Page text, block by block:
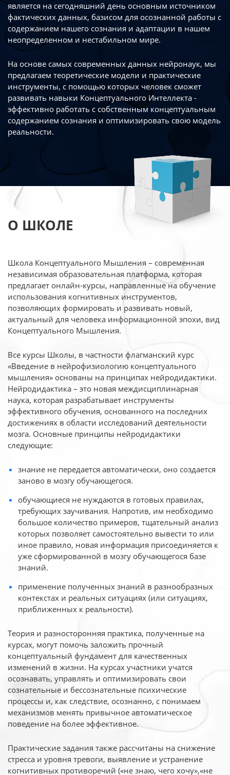
является на сегодняшний день основным источником
фактических данных, базисом для осознанной работы с
содержанием нашего сознания и адаптации в нашем
неопределенном и нестабильном мире.
На основе самых современных данных нейронаук, мы
предлагаем теоретические модели и практические
инструменты, с помощью которых человек сможет
развивать навыки Концептуального Интеллекта -
эффективно работать с собственным концептуальным
содержанием сознания и оптимизировать свою модель
реальности.
О ШКОЛЕ
Школа Концептуального Мышления – современная
независимая образовательная платформа, которая
предлагает онлайн-курсы, направленные на обучение
использования когнитивных инструментов,
позволяющих формировать и развивать новый,
актуальный для человека информационной эпохи, вид
Концептуального Мышления.
Все курсы Школы, в частности флагманский курс
«Введение в нейрофизиологию концептуального
мышления» основаны на принципах нейродидактики.
Нейродидактика – это новая междисциплинарная
наука, которая разрабатывает инструменты
эффективного обучения, основанного на последних
достижениях в области исследований деятельности
мозга. Основные принципы нейродидактики
следующие:
знание не передается автоматически, оно создается
заново в мозгу обучающегося.
обучающиеся не нуждаются в готовых правилах,
требующих заучивания. Напротив, им необходимо
большое количество примеров, тщательный анализ
которых позволяет самостоятельно вывести то или
иное правило, новая информация присоединяется к
уже сформированной в мозгу обучающегося базе
знаний.
применение полученных знаний в разнообразных
контекстах и реальных ситуациях (или ситуациях,
приближенных к реальности).
Теория и разносторонняя практика, полученные на
курсах, могут помочь заложить прочный
концептуальный фундамент для качественных
изменений в жизни. На курсах участники учатся
осознавать, управлять и оптимизировать свои
сознательные и бессознательные психические
процессы и, как следствие, осознанно, с понимаем
механизмов менять привычное автоматическое
поведение на более эффективное.
Практические задания также рассчитаны на снижение
стресса и уровня тревоги, выявление и устранение
когнитивных противоречий («не знаю, чего хочу»,«не